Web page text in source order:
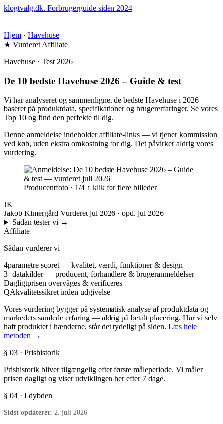
klogtvalg.dk. Forbrugerguide siden 2024
Hjem · Havehuse
★ Vurderet Affiliate
Havehuse · Test 2026
De 10 bedste Havehuse 2026 – Guide & test
Vi har analyseret og sammenlignet de bedste Havehuse i 2026
baseret på produktdata, specifikationer og brugererfaringer. Se vores
Top 10 og find den perfekte til dig.
Denne anmeldelse indeholder affiliate-links — vi tjener kommission
ved køb, uden ekstra omkostning for dig. Det påvirker aldrig vores
vurdering.
Producentfoto · 1/4 ↑ klik for flere billeder
JK
Jakob Kimergård Vurderet jul 2026 · opd. jul 2026
Sådan tester vi →
Affiliate
Sådan vurderer vi
4parametre scoret — kvalitet, værdi, funktioner & design
3+datakilder — producent, forhandlere & brugeranmeldelser
Dagligtprisen overvåges & verificeres
QAkvalitetssikret inden udgivelse
Vores vurdering bygger på systematisk analyse af produktdata og
markedets samlede erfaring — aldrig på betalt placering. Har vi selv
haft produktet i hænderne, står det tydeligt på siden. Læs hele
metoden →
§ 03 · Prishistorik
Prishistorik bliver tilgængelig efter første måleperiode. Vi måler
prisen dagligt og viser udviklingen her efter 7 dage.
§ 04 · I dybden
Sidst opdateret: 2. juli 2026